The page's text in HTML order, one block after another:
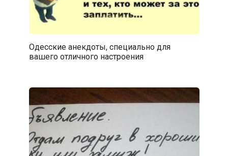
Одесские анекдоты, специально для
вашего отличного настроения